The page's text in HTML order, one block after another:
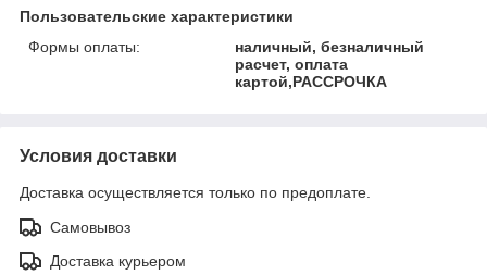
Пользовательские характеристики
Формы оплаты:
наличный, безналичный
расчет, оплата
картой,РАССРОЧКА
Условия доставки
Доставка осуществляется только по предоплате.
Самовывоз
Доставка курьером